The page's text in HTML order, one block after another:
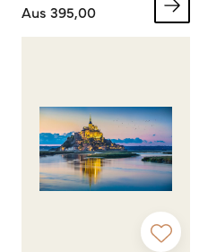
Aus 395,00